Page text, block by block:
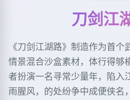
刀剑江
《刀剑江湖路》制造作为首个
情景混合沙盒素材，体行得够
者扮演一名寻常少量年，陷入
雨腥风，的处纷争中成便侠名